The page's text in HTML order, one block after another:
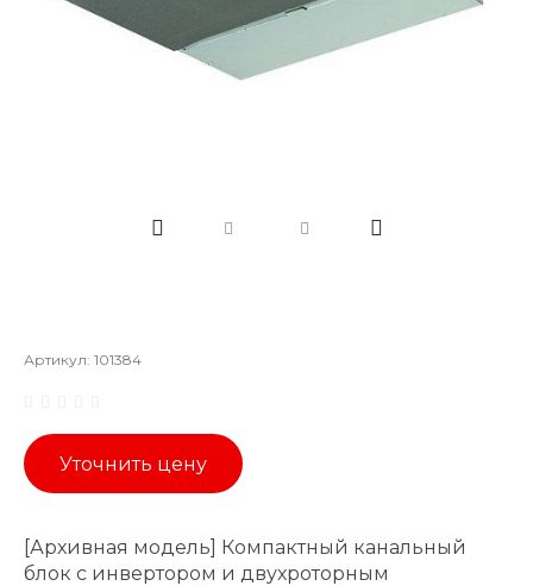
Артикул: 101384
Уточнить цену
[Архивная модель] Компактный канальный
блок с инвертором и двухроторным